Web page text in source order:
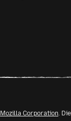
Mozilla Corporation .